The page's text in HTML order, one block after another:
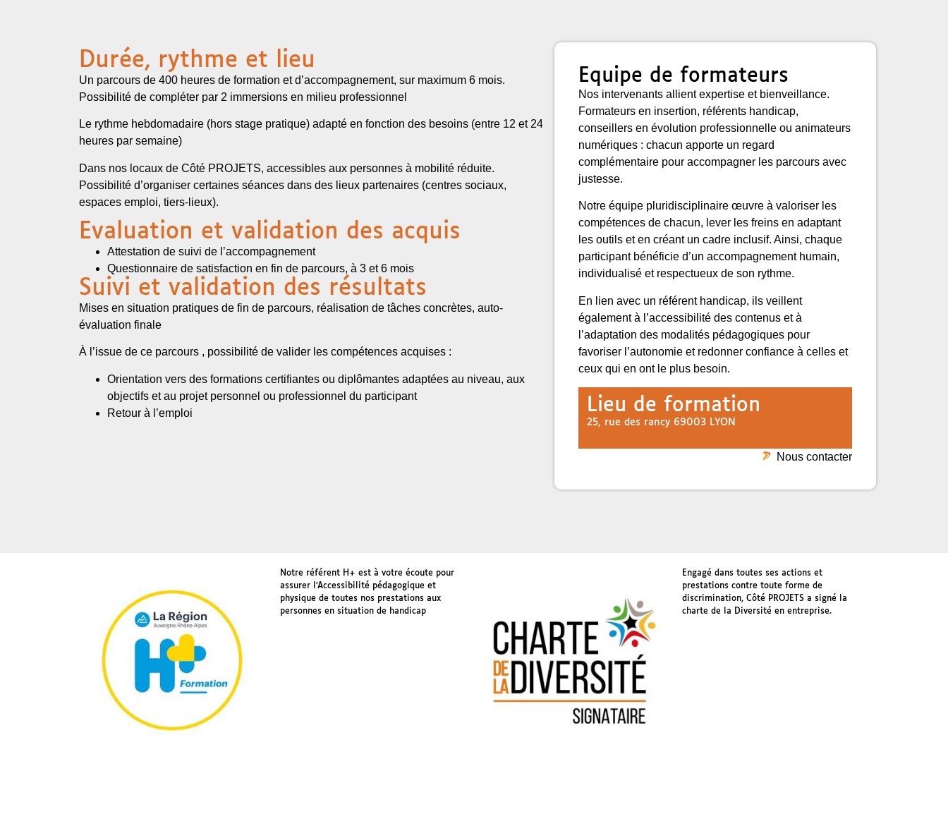
Durée, rythme et lieu
Un parcours de 400 heures de formation et d’accompagnement, sur maximum 6 mois.
Possibilité de compléter par 2 immersions en milieu professionnel
Le rythme hebdomadaire (hors stage pratique) adapté en fonction des besoins (entre 12 et 24
heures par semaine)
Dans nos locaux de Côté PROJETS, accessibles aux personnes à mobilité réduite.
Possibilité d’organiser certaines séances dans des lieux partenaires (centres sociaux,
espaces emploi, tiers-lieux).
Evaluation et validation des acquis
Attestation de suivi de l’accompagnement
Questionnaire de satisfaction en fin de parcours, à 3 et 6 mois
Suivi et validation des résultats
Mises en situation pratiques de fin de parcours, réalisation de tâches concrètes, auto-
évaluation finale
À l’issue de ce parcours , possibilité de valider les compétences acquises :
Orientation vers des formations certifiantes ou diplômantes adaptées au niveau, aux
objectifs et au projet personnel ou professionnel du participant
Retour à l’emploi
Equipe de formateurs
Nos intervenants allient expertise et bienveillance.
Formateurs en insertion, référents handicap,
conseillers en évolution professionnelle ou animateurs
numériques : chacun apporte un regard
complémentaire pour accompagner les parcours avec
justesse.
Notre équipe pluridisciplinaire œuvre à valoriser les
compétences de chacun, lever les freins en adaptant
les outils et en créant un cadre inclusif. Ainsi, chaque
participant bénéficie d’un accompagnement humain,
individualisé et respectueux de son rythme.
En lien avec un référent handicap, ils veillent
également à l’accessibilité des contenus et à
l’adaptation des modalités pédagogiques pour
favoriser l’autonomie et redonner confiance à celles et
ceux qui en ont le plus besoin.
Lieu de formation
25, rue des rancy 69003 LYON
Nous contacter
Notre référent H+ est à votre écoute pour
assurer l’Accessibilité pédagogique et
physique de toutes nos prestations aux
personnes en situation de handicap
Engagé dans toutes ses actions et
prestations contre toute forme de
discrimination, Côté PROJETS a signé la
charte de la Diversité en entreprise.